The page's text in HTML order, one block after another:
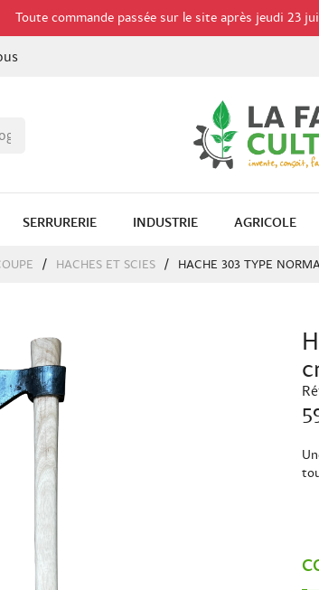
Toute commande passée sur le site après jeudi 23
SERRURERIE INDUSTRIE AGRICOLE
HACHES ET SCIES HACHE 303 TYPE